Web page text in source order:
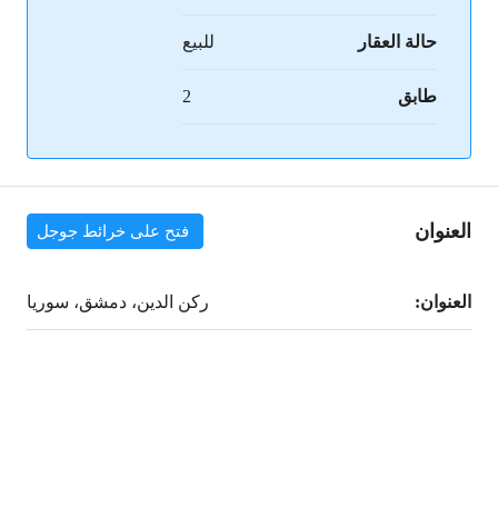
حالة العقار للبيع
طابق 2
العنوان فتح على خرائط جوجل
العنوان: ركن الدين، دمشق، سوريا